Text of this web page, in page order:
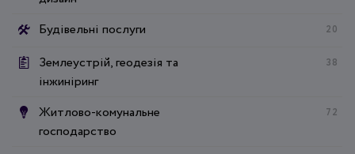
Будівельні послуги 20
Землеустрій, геодезія та
інжиніринг
38
Житлово-комунальне
господарство
72